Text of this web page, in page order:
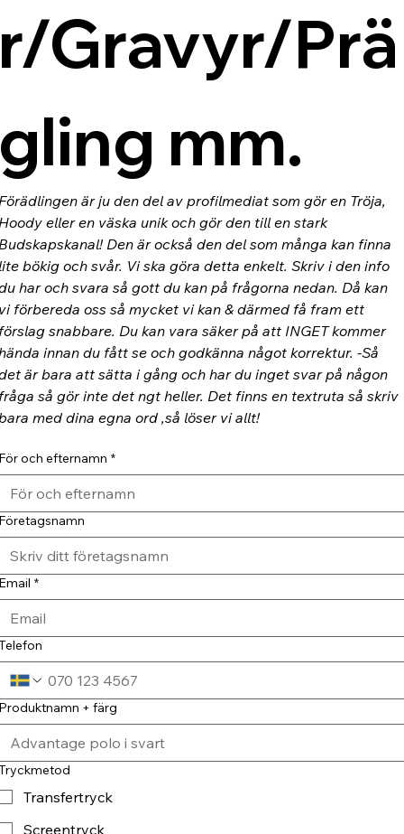
Gravyr/Prä
mm.
är ju den del av profilmediat som gör en Tröja,
eller en väska unik och gör den till en stark
Den är också den del som många kan finna
bökig och svår. Vi ska göra detta enkelt. Skriv i den info
har och svara så gott du kan på frågorna nedan. Då kan
förbereda oss så mycket vi kan & därmed få fram ett
snabbare. Du kan vara säker på att INGET kommer
innan du fått se och godkänna något korrektur. -Så
är bara att sätta i gång och har du inget svar på någon
så gör inte det ngt heller. Det finns en textruta så skriv
med dina egna ord ,så löser vi allt!
och efternamn *
*
+ färg
Transfertryck
Screentryck